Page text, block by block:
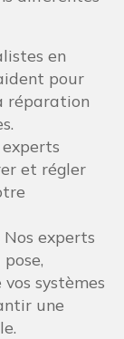
en
pour
réparation
et régler
experts
systèmes
une